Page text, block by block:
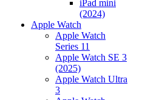
iPad mini
(2024)
Apple Watch
Apple Watch
Series 11
Apple Watch SE 3
(2025)
Apple Watch Ultra
3